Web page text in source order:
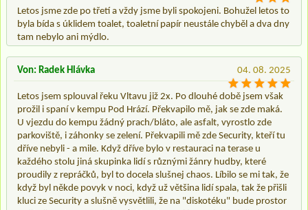
Letos jsme zde po třetí a vždy jsme byli spokojeni. Bohužel letos to
byla bída s úklidem toalet, toaletní papír neustále chyběl a dva dny
tam nebylo ani mýdlo.
04. 08. 2025
Von: Radek Hlávka
Letos jsem splouval řeku Vltavu již 2x. Po dlouhé době jsem však
prožil i spaní v kempu Pod Hrází. Překvapilo mě, jak se zde maká.
U vjezdu do kempu žádný prach/bláto, ale asfalt, vyrostlo zde
parkoviště, i záhonky se zelení. Překvapili mě zde Security, kteří tu
dříve nebyli - a mile. Když dříve bylo v restauraci na terase u
každého stolu jiná skupinka lidí s různými žánry hudby, které
proudily z repráčků, byl to docela slušnej chaos. Líbilo se mi tak, že
když byl někde povyk v noci, když už většina lidí spala, tak že přišli
kluci ze Security a slušně vysvětlili, že na "diskotéku" bude prostor